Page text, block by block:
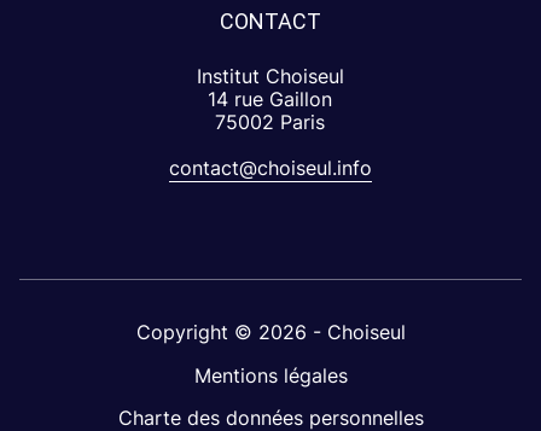
CONTACT
Institut Choiseul
14 rue Gaillon
75002 Paris
contact@choiseul.info
Copyright © 2026 - Choiseul
Mentions légales
Charte des données personnelles